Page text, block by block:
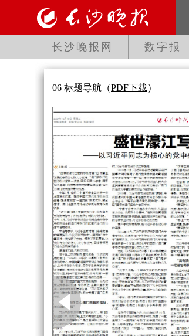
长沙晚报网 数字报
06 标题导航 （PDF下载）